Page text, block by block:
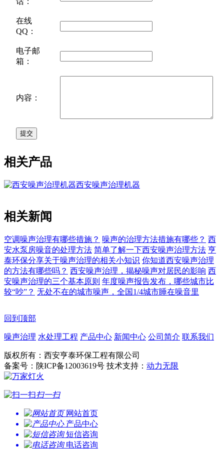
在线
QQ：
电子邮
箱：
内容：
相关产品
西安噪声治理机器
相关新闻
空调噪声治理有哪些措施？ 噪声的治理方法措施有哪些？ 西
安水泵房噪音的处理方法 简单了解一下西安噪声治理方法 亨
泰环保分享关于噪声治理的相关小知识 你知道西安噪声治理
的方法有哪些吗？ 西安噪声治理，揭秘噪声对居民的影响 西
安噪声治理的三个基本原则 年度噪声报告发布，哪些城市比
较“吵”？ 无处不在的城市噪声，全国1/4城市睡在噪音里
回到顶部
噪声治理 水处理工程 产品中心 新闻中心 公司简介 联系我们
版权所有：西安亨泰环保工程有限公司
备案号：陕ICP备12003619号 技术支持： 动力无限
扫一扫
网站首页
产品中心
短信咨询
电话咨询